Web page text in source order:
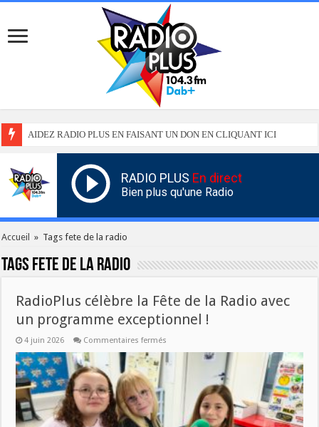
AIDEZ RADIO PLUS EN FAISANT UN DON EN CLIQUANT ICI
RADIO PLUS En direct
Bien plus qu'une Radio
Accueil » Tags fete de la radio
Tags fete de la radio
RadioPlus célèbre la Fête de la Radio avec
un programme exceptionnel !
4 juin 2026 Commentaires fermés
la